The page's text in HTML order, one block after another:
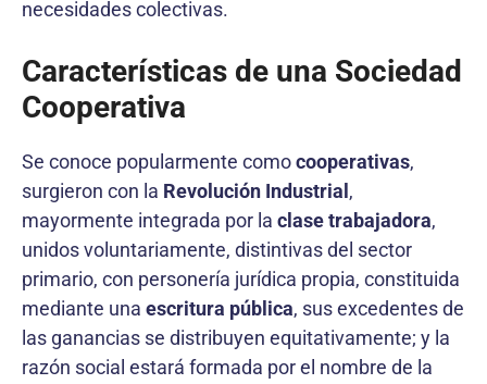
necesidades colectivas.
Características de una Sociedad
Cooperativa
Se conoce popularmente comocooperativas,
surgieron con la Revolución Industrial,
mayormente integrada por la clase trabajadora,
unidos voluntariamente, distintivas del sector
primario, con personería jurídica propia, constituida
mediante una escritura pública, sus excedentes de
las ganancias se distribuyen equitativamente; y la
razón social estará formada por el nombre de la